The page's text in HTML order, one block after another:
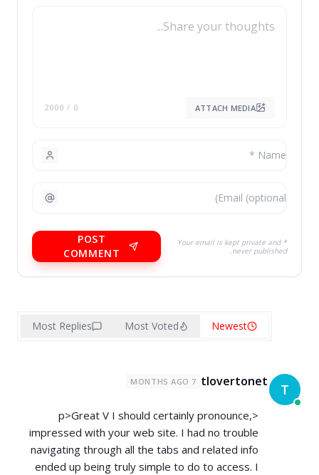
ATTACH MEDIA
0
/ 2000
* Your email is kept private and
never published.
POST
COMMENT
Newest
Most Voted
Most Replies
T
tlovertonet
7 MONTHS AGO
<p>Great V I should certainly pronounce,
impressed with your web site. I had no trouble
navigating through all the tabs and related info
ended up being truly simple to do to access. I